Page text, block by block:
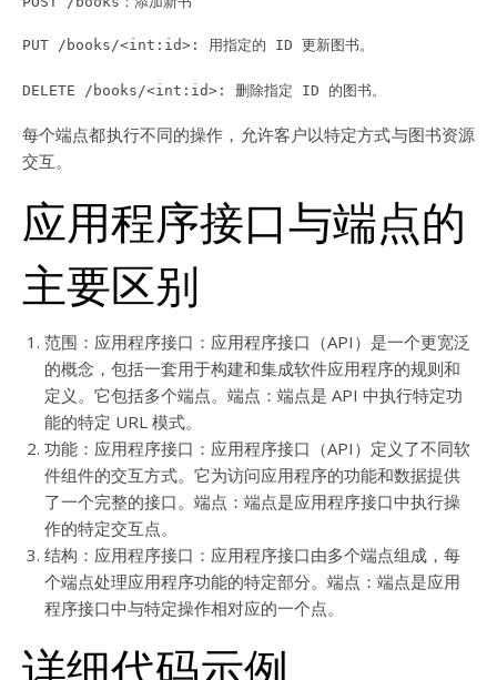
PUT /books/<int:id>: 用指定的 ID 更新图书。
DELETE /books/<int:id>: 删除指定 ID 的图书。
每个端点都执行不同的操作，允许客户以特定方式与图书资源
交互。
应用程序接口与端点的
主要区别
范围：应用程序接口：应用程序接口（API）是一个更宽泛
的概念，包括一套用于构建和集成软件应用程序的规则和
定义。它包括多个端点。端点：端点是 API 中执行特定功
能的特定 URL 模式。
功能：应用程序接口：应用程序接口（API）定义了不同软
件组件的交互方式。它为访问应用程序的功能和数据提供
了一个完整的接口。端点：端点是应用程序接口中执行操
作的特定交互点。
结构：应用程序接口：应用程序接口由多个端点组成，每
个端点处理应用程序功能的特定部分。端点：端点是应用
程序接口中与特定操作相对应的一个点。
详细代码示例